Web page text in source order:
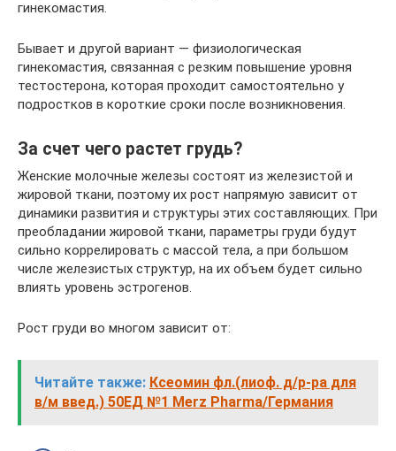
гинекомастия.
Бывает и другой вариант — физиологическая
гинекомастия, связанная с резким повышение уровня
тестостерона, которая проходит самостоятельно у
подростков в короткие сроки после возникновения.
За счет чего растет грудь?
Женские молочные железы состоят из железистой и
жировой ткани, поэтому их рост напрямую зависит от
динамики развития и структуры этих составляющих. При
преобладании жировой ткани, параметры груди будут
сильно коррелировать с массой тела, а при большом
числе железистых структур, на их объем будет сильно
влиять уровень эстрогенов.
Рост груди во многом зависит от:
Читайте также: Ксеомин фл.(лиоф. д/р-ра для
в/м введ.) 50ЕД №1 Merz Pharma/Германия